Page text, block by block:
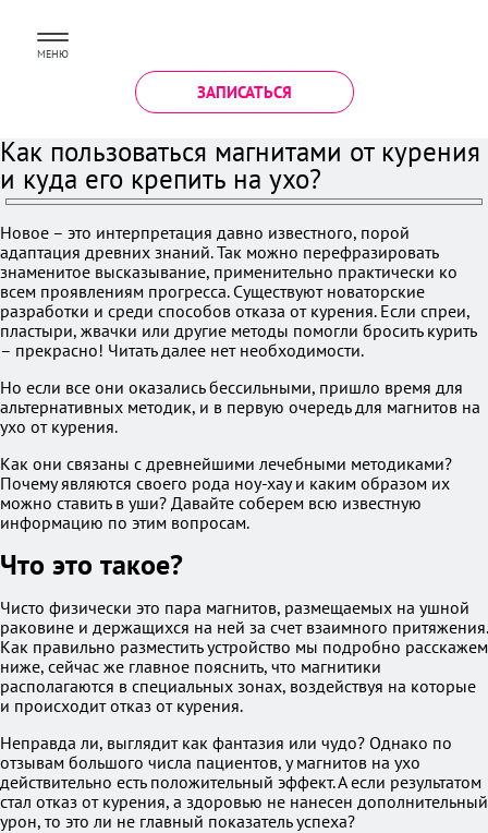
МЕНЮ
ЗАПИСАТЬСЯ
Как пользоваться магнитами от курения
и куда его крепить на ухо?
Новое – это интерпретация давно известного, порой
адаптация древних знаний. Так можно перефразировать
знаменитое высказывание, применительно практически ко
всем проявлениям прогресса. Существуют новаторские
разработки и среди способов отказа от курения. Если спреи,
пластыри, жвачки или другие методы помогли бросить курить
– прекрасно! Читать далее нет необходимости.
Но если все они оказались бессильными, пришло время для
альтернативных методик, и в первую очередь для магнитов на
ухо от курения.
Как они связаны с древнейшими лечебными методиками?
Почему являются своего рода ноу-хау и каким образом их
можно ставить в уши? Давайте соберем всю известную
информацию по этим вопросам.
Что это такое?
Чисто физически это пара магнитов, размещаемых на ушной
раковине и держащихся на ней за счет взаимного притяжения.
Как правильно разместить устройство мы подробно расскажем
ниже, сейчас же главное пояснить, что магнитики
располагаются в специальных зонах, воздействуя на которые
и происходит отказ от курения.
Неправда ли, выглядит как фантазия или чудо? Однако по
отзывам большого числа пациентов, у магнитов на ухо
действительно есть положительный эффект. А если результатом
стал отказ от курения, а здоровью не нанесен дополнительный
урон, то это ли не главный показатель успеха?